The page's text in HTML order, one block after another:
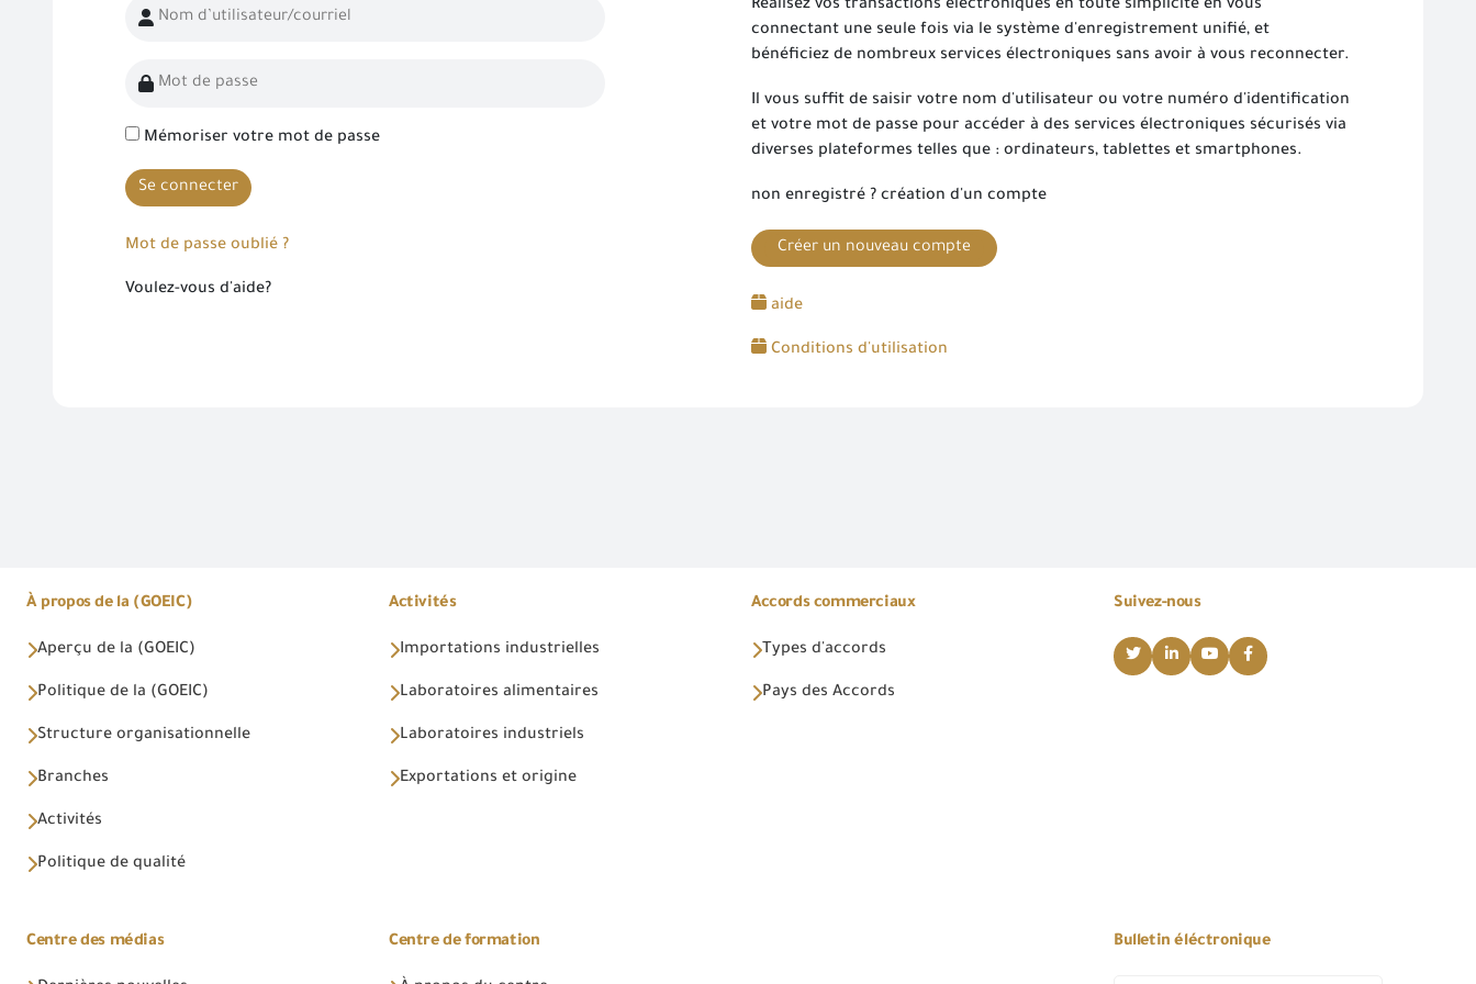
Mémoriser votre mot de passe
Se connecter
Mot de passe oublié ?
Voulez-vous d'aide?
Réalisez vos transactions électroniques en toute simplicité en vous
connectant une seule fois via le système d'enregistrement unifié, et
bénéficiez de nombreux services électroniques sans avoir à vous reconnecter.
Il vous suffit de saisir votre nom d'utilisateur ou votre numéro d'identification
et votre mot de passe pour accéder à des services électroniques sécurisés via
diverses plateformes telles que : ordinateurs, tablettes et smartphones.
non enregistré ? création d'un compte
Créer un nouveau compte
aide
Conditions d'utilisation
À propos de la (GOEIC)
Aperçu de la (GOEIC)
Politique de la (GOEIC)
Structure organisationnelle
Branches
Activités
Politique de qualité
Activités
Importations industrielles
Laboratoires alimentaires
Laboratoires industriels
Exportations et origine
Accords commerciaux
Types d'accords
Pays des Accords
Suivez-nous
Centre des médias Centre de formation Bulletin éléctronique